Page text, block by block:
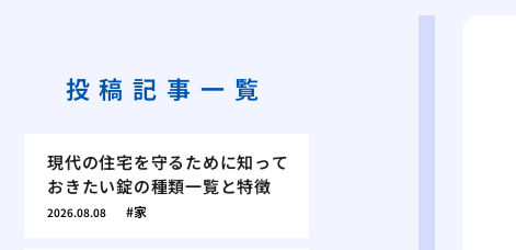
投稿記事一覧
現代の住宅を守るために知って
おきたい錠の種類一覧と特徴
2026.08.08 家